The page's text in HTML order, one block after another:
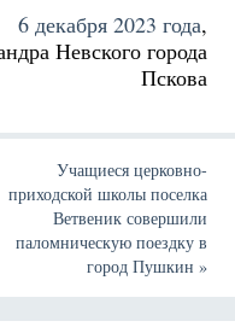
6 декабря 2023 года,
Невского города
Пскова
Учащиеся церковно-
приходской школы поселка
Ветвеник совершили
паломническую поездку в
город Пушкин»